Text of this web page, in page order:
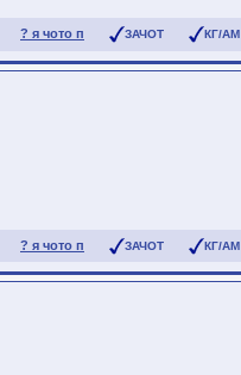
? я чото п ЗАЧОТ КГ/АМ
? я чото п ЗАЧОТ КГ/АМ